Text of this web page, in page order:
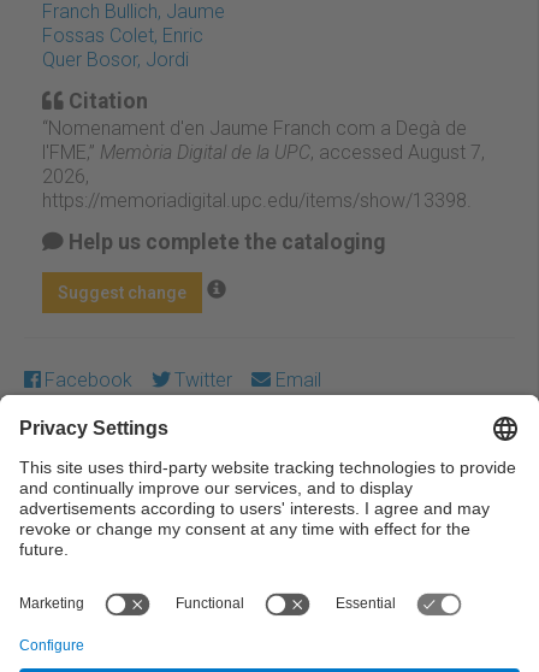
Franch Bullich, Jaume
Fossas Colet, Enric
Quer Bosor, Jordi
Citation
“Nomenament d'en Jaume Franch com a Degà de
l'FME,” Memòria Digital de la UPC, accessed August 7,
2026,
https://memoriadigital.upc.edu/items/show/13398
Help us complete the cataloging
Suggest change
Facebook Twitter Email
Except where otherwise noted, content on this work is
licensed under a Creative Commons license:Attribution-
NonCommercial-NoDerivs 3.0 Spain